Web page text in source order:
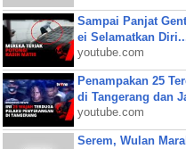
Sampai Panjat
ei Selamatkan
youtube.com
Penampakan 25
di Tangerang dan
youtube.com
Serem, Wulan